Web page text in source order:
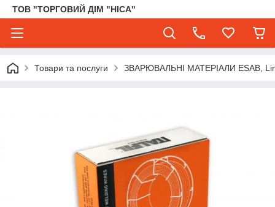
ТОВ "ТОРГОВИЙ ДІМ "НІСА"
Товари та послуги ЗВАРЮВАЛЬНІ МАТЕРІАЛИ ESAB,